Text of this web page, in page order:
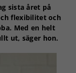
sista året på
flexibilitet och
Med en helt
ut, säger hon.